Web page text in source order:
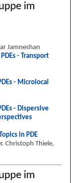
im
Jamneshan
- Transport
- Microlocal
- Dispersive
in PDE
Christoph Thiele,
im